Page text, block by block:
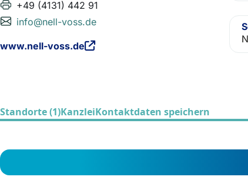
+49 (4131) 442 91
info@nell-voss.de
www.nell-voss.de
Standorte (1)KanzleiKontaktdaten speichern